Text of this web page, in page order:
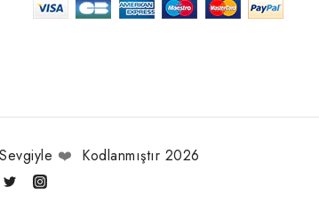
❤️ Kodlanmıştır 2026